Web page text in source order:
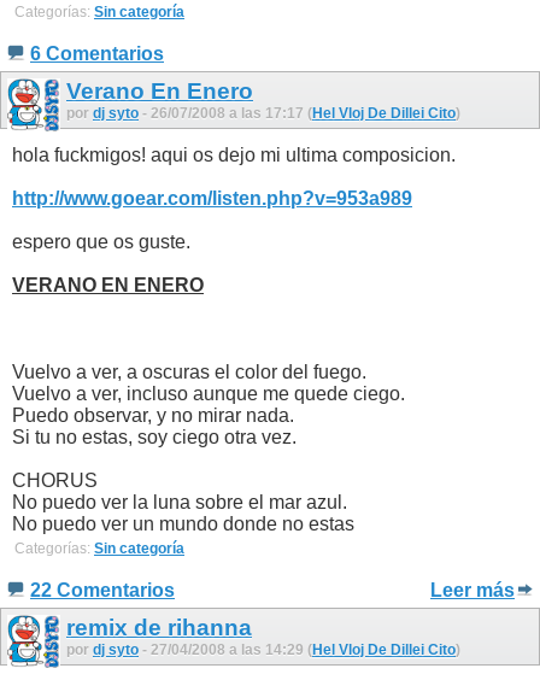
Categorías: Sin categoría
6 Comentarios
Verano En Enero
por dj syto - 26/07/2008 a las 17:17 (Hel Vloj De Dillei Cito)
hola fuckmigos! aqui os dejo mi ultima composicion.
http://www.goear.com/listen.php?v=953a989
espero que os guste.
VERANO EN ENERO
Vuelvo a ver, a oscuras el color del fuego.
Vuelvo a ver, incluso aunque me quede ciego.
Puedo observar, y no mirar nada.
Si tu no estas, soy ciego otra vez.
CHORUS
No puedo ver la luna sobre el mar azul.
No puedo ver un mundo donde no estas
Categorías: Sin categoría
22 Comentarios Leer más
remix de rihanna
por dj syto - 27/04/2008 a las 14:29 (Hel Vloj De Dillei Cito)